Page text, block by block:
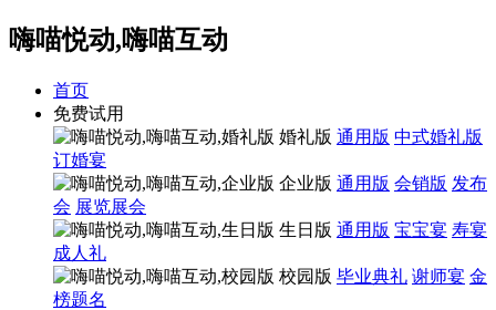
嗨喵悦动,嗨喵互动
首页
免费试用
婚礼版 通用版 中式婚礼版
订婚宴
企业版 通用版 会销版 发布
会 展览展会
生日版 通用版 宝宝宴 寿宴
成人礼
校园版 毕业典礼 谢师宴 金
榜题名